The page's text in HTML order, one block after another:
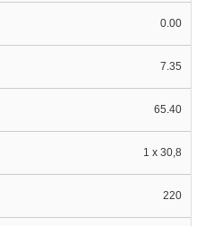
0.00
7.35
65.40
1 x 30,8
220